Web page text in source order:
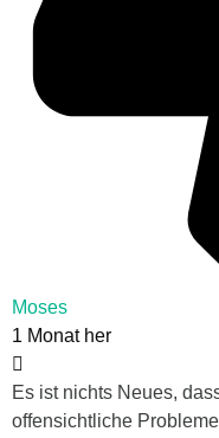
Moses
1 Monat her
Es ist nichts Neues,
offensichtliche